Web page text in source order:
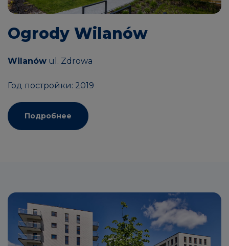
Ogrody Wilanów
Wilanów ul. Zdrowa
Год постройки: 2019
Подробнее